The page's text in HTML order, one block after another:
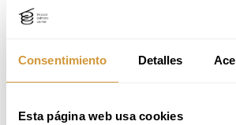
Consentimiento Detalles
Esta página web usa cookies
Sala 360°: Gestión de equipo,
Ikastaro hau gaztelaniaz izango da.
Mesedez, kontsulta ezazu informazioa